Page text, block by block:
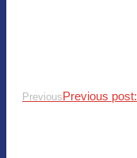
PreviousPrevious post: